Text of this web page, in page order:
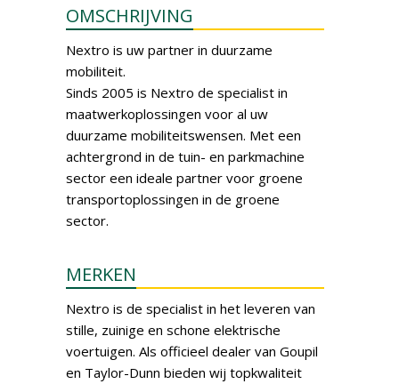
OMSCHRIJVING
Nextro is uw partner in duurzame
mobiliteit.
Sinds 2005 is Nextro de specialist in
maatwerkoplossingen voor al uw
duurzame mobiliteitswensen. Met een
achtergrond in de tuin- en parkmachine
sector een ideale partner voor groene
transportoplossingen in de groene
sector.
MERKEN
Nextro is de specialist in het leveren van
stille, zuinige en schone elektrische
voertuigen. Als officieel dealer van Goupil
en Taylor-Dunn bieden wij topkwaliteit